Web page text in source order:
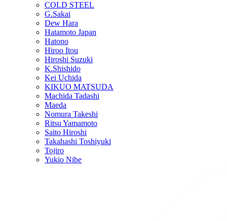
COLD STEEL
G.Sakai
Dew Hara
Hatamoto Japan
Hatono
Hiroo Itou
Hiroshi Suzuki
K.Shishido
Kei Uchida
KIKUO MATSUDA
Machida Tadashi
Maeda
Nomura Takeshi
Ritsu Yamamoto
Saito Hiroshi
Takahashi Toshiyuki
Tojiro
Yukio Nibe